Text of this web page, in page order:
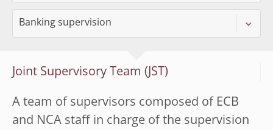
Joint Supervisory Team (JST)
A team of supervisors composed of ECB
and NCA staff in charge of the supervision